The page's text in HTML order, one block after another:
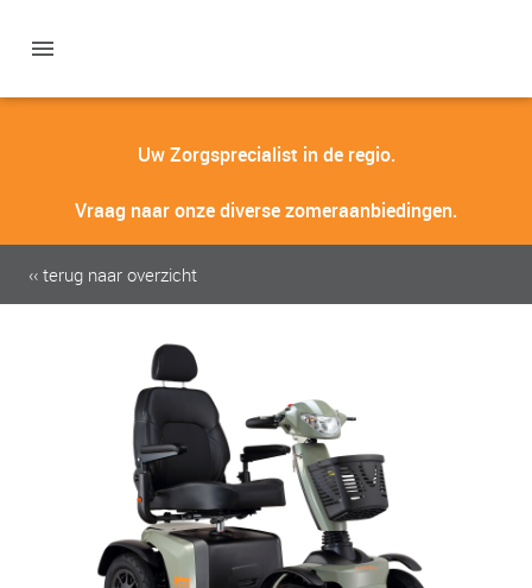
Uw Zorgsprecialist in de regio.
Vraag naar onze diverse zomeraanbiedingen.
‹‹ terug naar overzicht